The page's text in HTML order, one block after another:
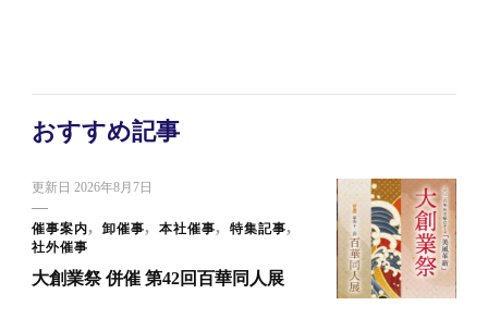
おすすめ記事
更新日 2026年8月7日
催事案内 卸催事 本社催事
特集記事
社外催事
大創業祭 併催 第42回百華同人展